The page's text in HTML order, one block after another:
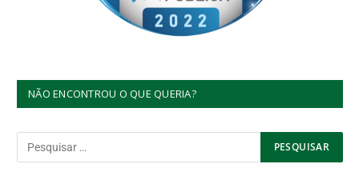
NÃO ENCONTROU O QUE QUERIA?